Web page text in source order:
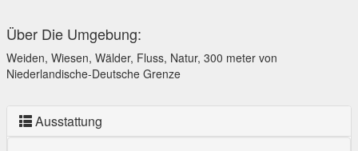
Über Die Umgebung:
Weiden, Wiesen, Wälder, Fluss, Natur, 300 meter von
Niederlandische-Deutsche Grenze
Ausstattung